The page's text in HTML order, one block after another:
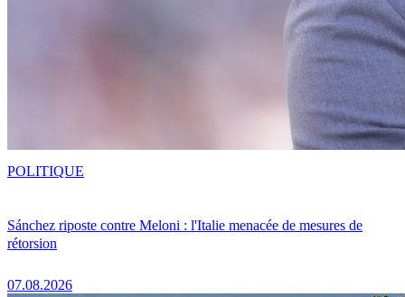
Sánchez riposte contre Meloni : l'Italie menacée de mesures de
rétorsion
07.08.2026
POLITIQUE